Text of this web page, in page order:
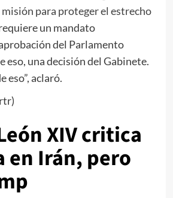
para proteger el estrecho
un mandato
del Parlamento
eso, una decisión del Gabinete.
eso”, aclaró.
XIV critica
en Irán, pero